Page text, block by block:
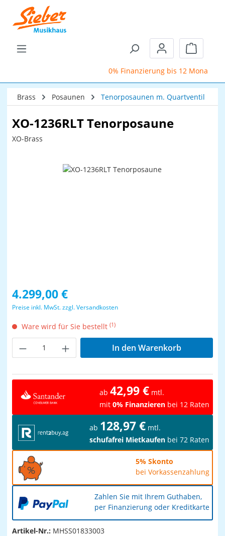
Zum Hauptinhalt springen
0% Finanzierung bis 12 Monate
Brass Posaunen Tenorposaunen m. Quartventil
XO-1236RLT Tenorposaune
XO-Brass
Bildergalerie überspringen
Regulärer Preis:
4.299,00 €
Preise inkl. MwSt. zzgl. Versandkosten
Ware wird für Sie bestellt (1)
Produkt Anzahl: Gib den gewünschten
In den Warenkorb
ab 42,99 € mtl.
mit 0% Finanzieren bei 12 Raten
ab 128,97 € mtl.
schufafrei Mietkaufen bei 72 Raten
5% Skonto
bei Vorkassenzahlung
Zahlen Sie mit Ihrem Guthaben,
per Finanzierung oder Kreditkarte
Artikel-Nr.: MHSS01833003